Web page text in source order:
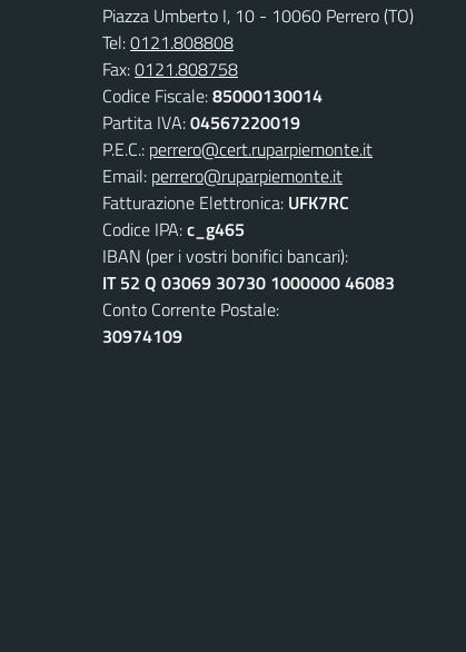
Piazza Umberto I, 10 - 10060 Perrero (TO)
Tel:0121.808808
Fax:0121.808758
Codice Fiscale:85000130014
Partita IVA:04567220019
P.E.C.: perrero@cert.ruparpiemonte.it
Email: perrero@ruparpiemonte.it
Fatturazione Elettronica: UFK7RC
Codice IPA:c_g465
IBAN (per i vostri bonifici bancari):
IT 52 Q 03069 30730 1000000 46083
Conto Corrente Postale:
30974109